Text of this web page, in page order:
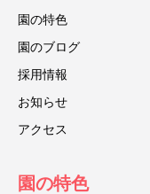
園の特色
園のブログ
採用情報
お知らせ
アクセス
園の特色